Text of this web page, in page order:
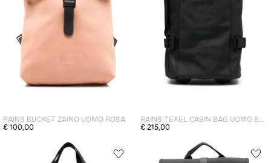
RAINS BUCKET ZAINO UOMO ROSA
€ 100,00
RAINS TEXEL CABIN BAG UOMO BORSA NERO
€ 215,00